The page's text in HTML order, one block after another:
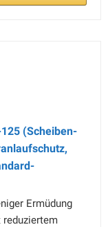
(Scheiben-
Ermüdung